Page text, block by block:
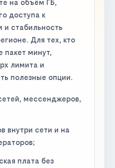
на объём ГБ,
доступа к
и стабильность
Для тех, кто
пакет минут,
лимита и
полезные опции.
мессенджеров,
внутри сети и на
плата без